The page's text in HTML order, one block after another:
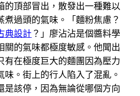
的頂部冒出，散發出一種難以
過頭的氣味。「麵粉焦慮？
典設計？」廖沾沾是個醬料學
關的氣味都極度敏感。他聞出
有在極度巨大的麵團因為壓力
味。街上的行人陷入了混亂。
是該停，因為無論從哪個方向